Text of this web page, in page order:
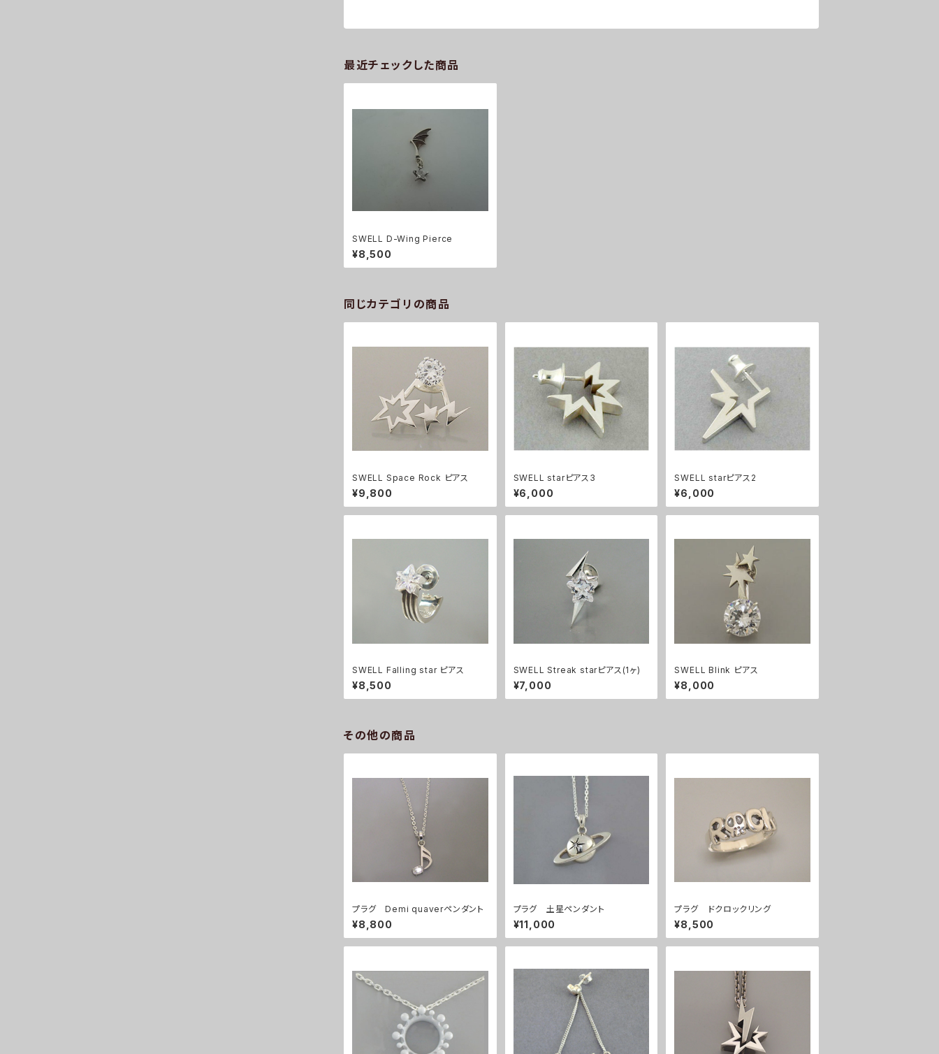
最近チェックした商品
SWELL D-Wing Pierce
¥8,500
同じカテゴリの商品
SWELL Space Rock ピアス
¥9,800
SWELL starピアス3
¥6,000
SWELL starピアス2
¥6,000
SWELL Falling star ピアス
¥8,500
SWELL Streak starピアス(1ヶ)
¥7,000
SWELL Blink ピアス
¥8,000
その他の商品
プラグ Demi quaverペンダント
¥8,800
プラグ 土星ペンダント
¥11,000
プラグ ドクロックリング
¥8,500